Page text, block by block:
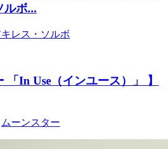
ルボ...
レス・ソルボ
「In Use（インユース）」 】
ムーンスター